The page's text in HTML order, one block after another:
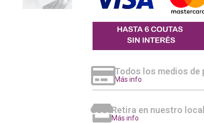
Todos los medios de
Más info
Retira en nuestro local
Más info